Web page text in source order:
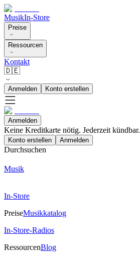
MusikIn-Store
Preise
Ressourcen
Kontakt
🇩🇪
Anmelden Konto erstellen
Anmelden
Keine Kreditkarte nötig. Jederzeit kündbar.
Konto erstellen Anmelden
Durchsuchen
Musik
In-Store
PreiseMusikkatalog
In-Store-Radios
RessourcenBlog